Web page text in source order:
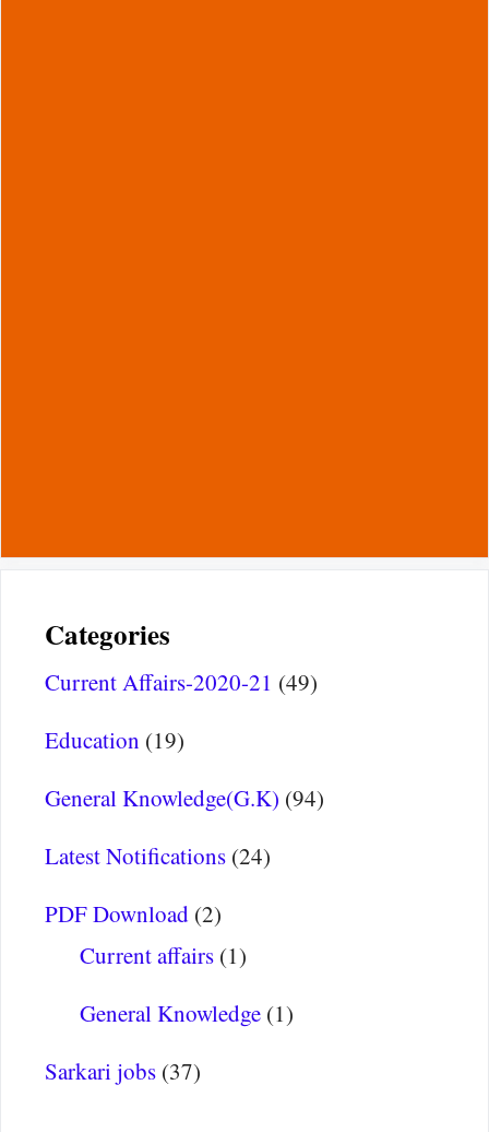
Categories
Current Affairs-2020-21 (49)
Education (19)
General Knowledge(G.K) (94)
Latest Notifications (24)
PDF Download (2)
Current affairs(1)
General Knowledge(1)
Sarkari jobs (37)